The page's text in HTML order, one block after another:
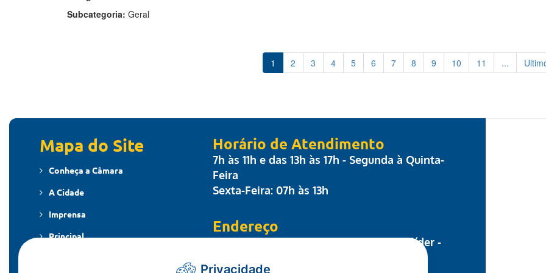
Subcategoria: Geral
1 2 3 4 5 6 7 8 9 10 11 ...
Horário de Atendimento
7h às 11h e das 13h às 17h - Segunda à Quinta-
Feira
Sexta-Feira: 07h às 13h
Endereço
Travessa dos Parecis, nº 17 - Centro Colíder -
Mapa do Site
Conheça a Câmara
A Cidade
Imprensa
Principal
Privacidade